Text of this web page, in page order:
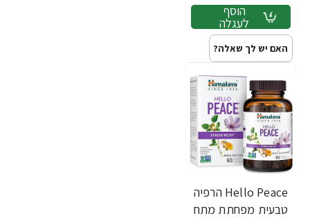
הוסף
לעגלה
האם יש לך שאלה?
Hello Peace הרפיה
טבעית מפחתת מתח